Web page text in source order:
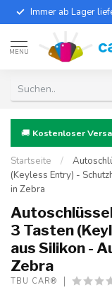
Immer ab Lager
MENU
🚚 Kostenloser
Startseite /
(Keyless Entry) -
in Zebra
3 Tasten
aus Silikon -
Zebra
TBU CAR®